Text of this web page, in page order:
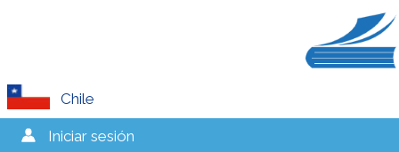
Chile
Iniciar sesión